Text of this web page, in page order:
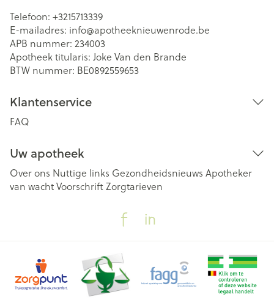
Telefoon: +3215713339
E-mailadres: info@apotheeknieuwenrode.be
APB nummer: 234003
Apotheek titularis: Joke Van den Brande
BTW nummer: BE0892559653
Klantenservice
FAQ
Uw apotheek
Over ons Nuttige links Gezondheidsnieuws Apotheker
van wachtVoorschriftZorgtarieven